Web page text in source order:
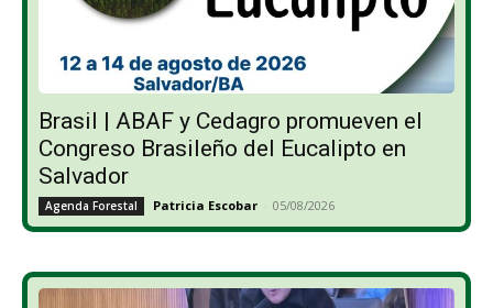
Brasil | ABAF y Cedagro promueven el
Congreso Brasileño del Eucalipto en
Salvador
Agenda Forestal Patricia Escobar - 05/08/2026